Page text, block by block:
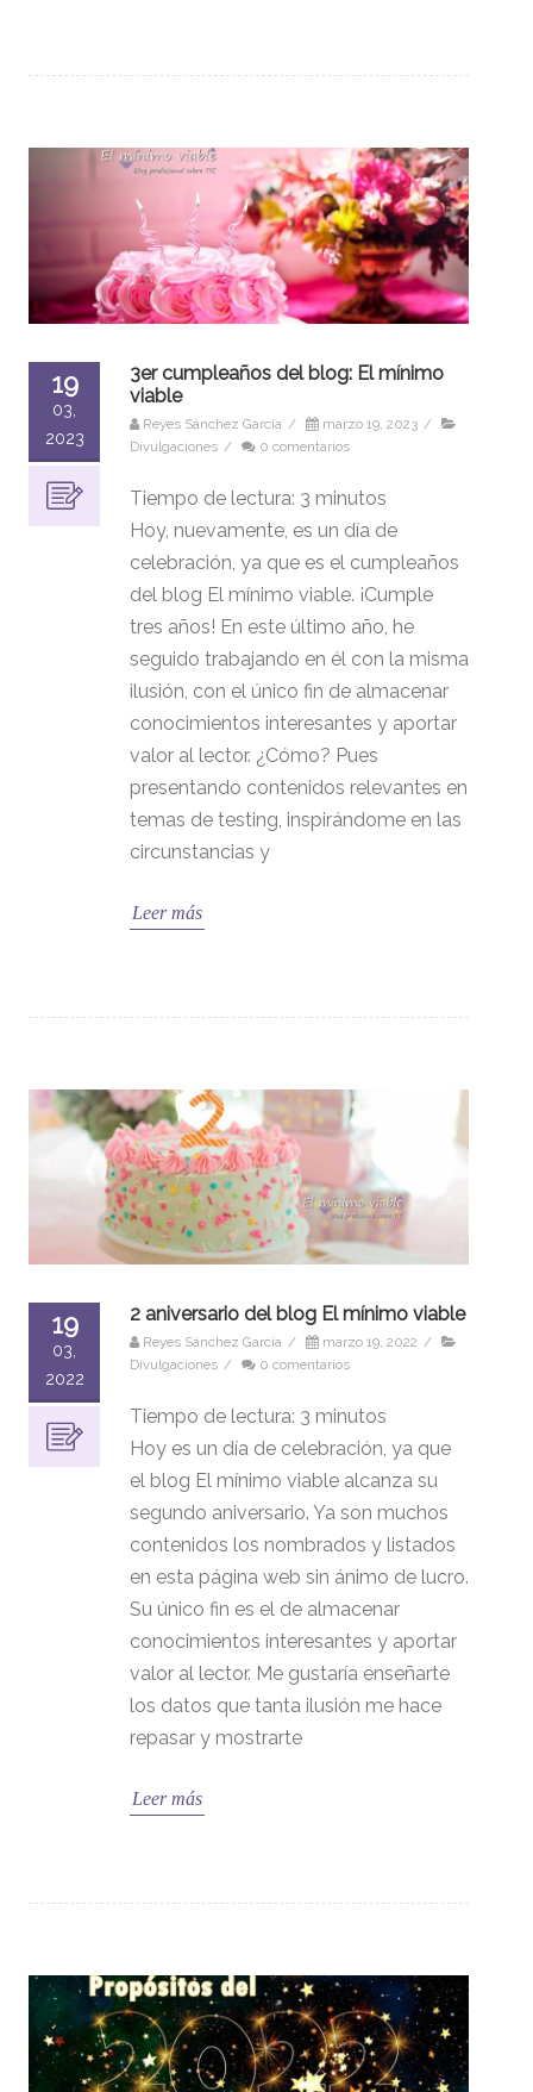
19
03,
2023
3er cumpleaños del blog: El mínimo
viable
Reyes Sánchez García / marzo 19, 2023 /
Divulgaciones / 0 comentarios
Tiempo de lectura: 3 minutos
Hoy, nuevamente, es un día de
celebración, ya que es el cumpleaños
del blog El mínimo viable. ¡Cumple
tres años! En este último año, he
seguido trabajando en él con la misma
ilusión, con el único fin de almacenar
conocimientos interesantes y aportar
valor al lector. ¿Cómo? Pues
presentando contenidos relevantes en
temas de testing, inspirándome en las
circunstancias y
Leer más
19
03,
2022
2 aniversario del blog El mínimo viable
Reyes Sánchez García / marzo 19, 2022 /
Divulgaciones / 0 comentarios
Tiempo de lectura: 3 minutos
Hoy es un día de celebración, ya que
el blog El mínimo viable alcanza su
segundo aniversario. Ya son muchos
contenidos los nombrados y listados
en esta página web sin ánimo de lucro.
Su único fin es el de almacenar
conocimientos interesantes y aportar
valor al lector. Me gustaría enseñarte
los datos que tanta ilusión me hace
repasar y mostrarte
Leer más